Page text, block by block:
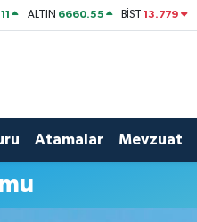
ALTIN 6660.55 BİST13.779
Atamalar Mevzuat